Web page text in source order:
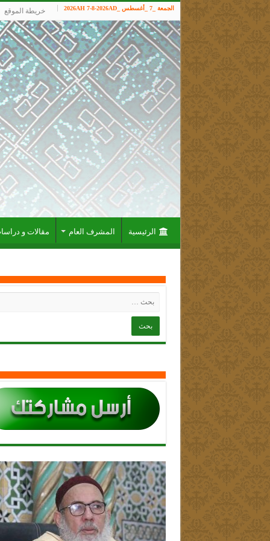
الجمعة _7 _أغسطس _2026AH 7-8-2026AD خريطة الموقع
الرئيسية المشرف العام مقالات و